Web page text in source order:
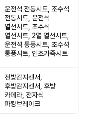
운전석 전동시트, 조수석
전동시트, 운전석
열선시트, 조수석
열선시트, 2열 열선시트,
운전석 통풍시트, 조수석
통풍시트, 인조가죽시트
전방감지센서,
후방감지센서, 후방
카메라, 전자식
파킹브레이크